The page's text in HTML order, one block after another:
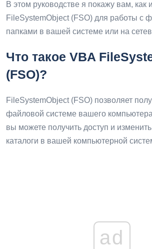
В этом руководстве я покажу вам, как
FileSystemObject (FSO) для работы с
папками в вашей системе или на
Что такое VBA
(FSO)?
FileSystemObject (FSO) позволяет
файловой системе вашего
вы можете получить доступ и
каталоги в вашей компьютерной
ad